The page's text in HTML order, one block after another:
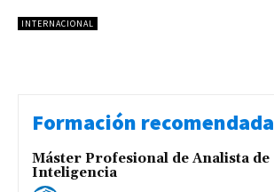
INTERNACIONAL
Formación recomendada
Máster Profesional de Analista de
Inteligencia